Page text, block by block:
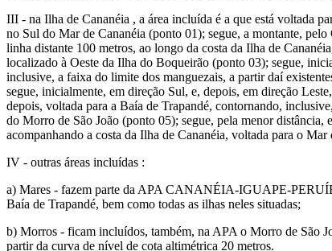
III - na Ilha de Cananéia , a área incluída é a que está voltada
no Sul do Mar de Cananéia (ponto 01); segue, a montante,
linha distante 100 metros, ao longo da costa da Ilha de
localizado à Oeste da Ilha do Boqueirão (ponto 03); segue,
inclusive, a faixa do limite dos manguezais, a partir daí
segue, inicialmente, em direção Sul, e, depois, em direção
depois, voltada para a Baía de Trapandé, contornando,
do Morro de São João (ponto 05); segue, pela menor
acompanhando a costa da Ilha de Cananéia, voltada para o
IV - outras áreas incluídas :
a) Mares - fazem parte da APA CANANÉIA-IGUAPE-
Baía de Trapandé, bem como todas as ilhas neles situadas;
b) Morros - ficam incluídos, também, na APA o Morro de São
partir da curva de nível de cota altimétrica 20 metros.